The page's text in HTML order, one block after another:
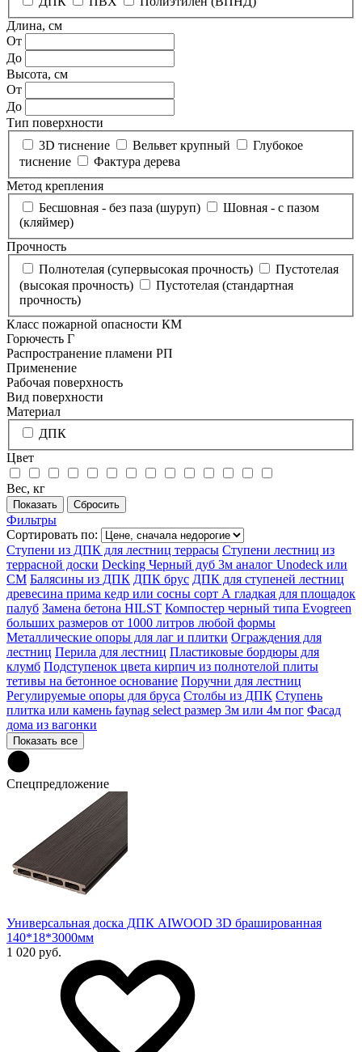
Длина, см
От
До
Высота, см
От
До
Тип поверхности
3D тиснение
Вельвет крупный
Глубокое
тиснение
Фактура дерева
Метод крепления
Бесшовная - без паза (шуруп)
Шовная - с пазом
(кляймер)
Прочность
Полнотелая (супервысокая прочность)
Пустотелая
(высокая прочность)
Пустотелая (стандартная
прочность)
Класс пожарной опасности КМ
Горючесть Г
Распространение пламени РП
Применение
Рабочая поверхность
Вид поверхности
Материал
ДПК
Цвет
Вес, кг
Фильтры
Сортировать по:
Ступени из ДПК для лестниц террасы Ступени лестниц из
террасной доски Decking Черный дуб 3м аналог Unodeck или
CM Балясины из ДПК ДПК брус ДПК для ступеней лестниц
древесина прима кедр или сосны сорт А гладкая для площадок
палуб Замена бетона HILST Компостер черный типа Evogreen
больших размеров от 1000 литров любой формы
Металлические опоры для лаг и плитки Ограждения для
лестниц Перила для лестниц Пластиковые бордюры для
клумб Подступенок цвета кирпич из полнотелой плиты
тетивы на бетонное основание Поручни для лестниц
Регулируемые опоры для бруса Столбы из ДПК Ступень
плитка или камень faynag select размер 3м или 4м пог Фасад
дома из вагонки
Показать все
Спецпредложение
Универсальная доска ДПК AIWOOD 3D брашированная
140*18*3000мм
1 020 руб.